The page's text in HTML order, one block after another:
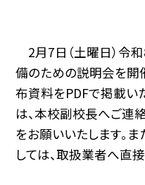
2月7日（土曜日）
備のための説明会を開
布資料をPDFで掲載い
は、本校副校長へご連
をお願いいたします。
しては、取扱業者へ直